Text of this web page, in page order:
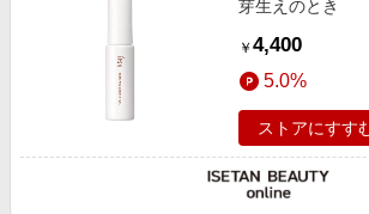
芽生えのとき
￥ 4,400
5.0%
ストアにすす